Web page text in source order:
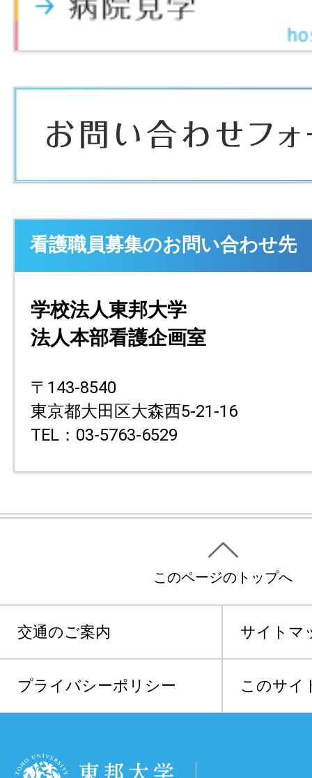
看護職員募集のお問い合わせ先
学校法人東邦大学
法人本部看護企画室
〒143-8540
東京都大田区大森西5-21-16
TEL：03-5763-6529
このページのトップへ
交通のご案内 サイトマ
プライバシーポリシー このサイ